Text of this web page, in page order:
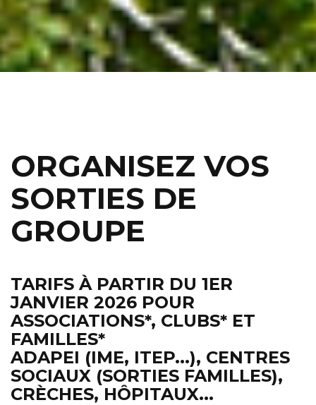
ORGANISEZ VOS
SORTIES DE
GROUPE
TARIFS À PARTIR DU 1ER
JANVIER 2026 POUR
ASSOCIATIONS*, CLUBS* ET
FAMILLES*
ADAPEI (IME, ITEP...), CENTRES
SOCIAUX (SORTIES FAMILLES),
CRÈCHES, HÔPITAUX...